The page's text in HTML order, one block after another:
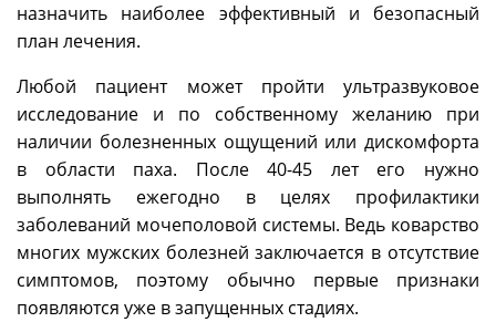
назначить наиболее эффективный и безопасный
план лечения.
Любой пациент может пройти ультразвуковое
исследование и по собственному желанию при
наличии болезненных ощущений или дискомфорта
в области паха. После 40-45 лет его нужно
выполнять ежегодно в целях профилактики
заболеваний мочеполовой системы. Ведь коварство
многих мужских болезней заключается в отсутствие
симптомов, поэтому обычно первые признаки
появляются уже в запущенных стадиях.